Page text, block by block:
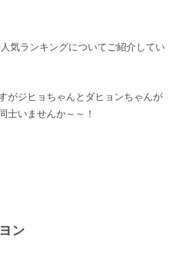
気ランキングについてご紹介してい
がジヒョちゃんとダヒョンちゃんが
士いませんか～～！
ン